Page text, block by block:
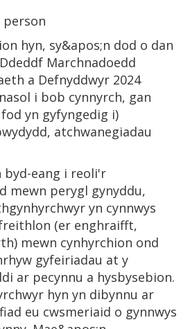
person
hyn, sy&apos;n dod o dan
Marchnadoedd
a Defnyddwyr 2024
i bob cynnyrch, gan
yn gyfyngedig i)
atchwanegiadau
eang i reoli'r
mewn perygl gynyddu,
yn cynnwys
(er enghraifft,
mewn cynhyrchion ond
gyfeiriadau at y
ar pecynnu a hysbysebion.
hyn yn dibynnu ar
eu cwsmeriaid o gynnwys